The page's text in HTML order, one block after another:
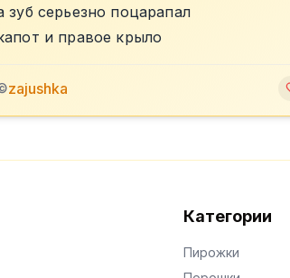
зуб серьезно поцарапал
и правое крыло
zajushka
Категории
Пирожки